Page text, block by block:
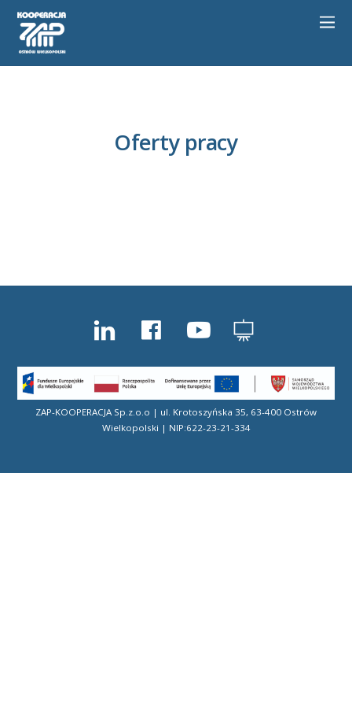
Oferty pracy
ZAP-KOOPERACJA Sp.z.o.o | ul. Krotoszyńska 35, 63-400 Ostrów
Wielkopolski | NIP:622-23-21-334